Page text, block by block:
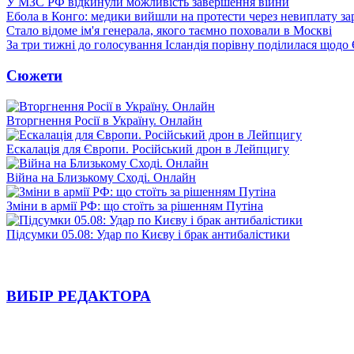
Ебола в Конго: медики вийшли на протести через невиплату
Стало відоме ім'я генерала, якого таємно поховали в Москві
За три тижні до голосування Ісландія порівну поділилася
Сюжети
Вторгнення Росії в Україну. Онлайн
Ескалація для Європи. Російський дрон в Лейпцигу
Війна на Близькому Сході. Онлайн
Зміни в армії РФ: що стоїть за рішенням Путіна
Підсумки 05.08: Удар по Києву і брак антибалістики
ВИБІР РЕДАКТОРА